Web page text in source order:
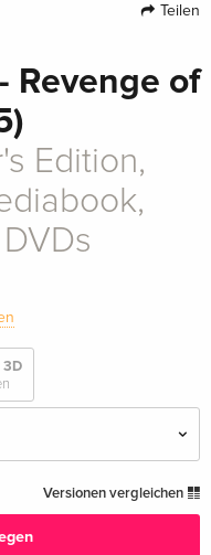
Teilen
Revenge of
Edition,
3D
EUR 23,49
Versionen vergleichen